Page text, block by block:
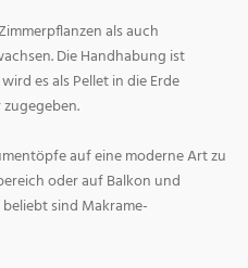
als auch
Die Handhabung ist
es als Pellet in die Erde
auf eine moderne Art zu
oder auf Balkon und
sind Makrame-